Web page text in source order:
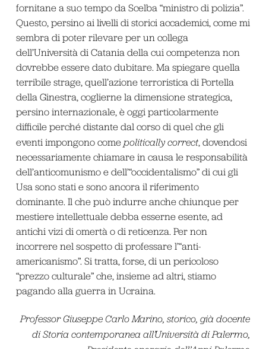
fornitane a suo tempo da Scelba “ministro di polizia”.
Questo, persino ai livelli di storici accademici, come mi
sembra di poter rilevare per un collega
dell’Università di Catania della cui competenza non
dovrebbe essere dato dubitare. Ma spiegare quella
terribile strage, quell’azione terroristica di Portella
della Ginestra, coglierne la dimensione strategica,
persino internazionale, è oggi particolarmente
difficile perché distante dal corso di quel che gli
eventi impongono come politically correct, dovendosi
necessariamente chiamare in causa le responsabilità
dell’anticomunismo e dell’“occidentalismo” di cui gli
Usa sono stati e sono ancora il riferimento
dominante. Il che può indurre anche chiunque per
mestiere intellettuale debba esserne esente, ad
antichi vizi di omertà o di reticenza. Per non
incorrere nel sospetto di professare l’“anti-
americanismo”. Si tratta, forse, di un pericoloso
“prezzo culturale” che, insieme ad altri, stiamo
pagando alla guerra in Ucraina.
Professor Giuseppe Carlo Marino, storico, già docente
di Storia contemporanea all’Università di Palermo,